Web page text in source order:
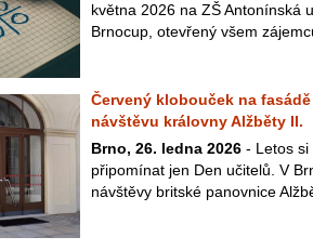
května 2026 na ZŠ Antonínská
Brnocup, otevřený všem
Červený klobouček na
návštěvu královny Alžběty II.
Brno, 26. ledna 2026 - Letos si
připomínat jen Den učitelů. V
návštěvy britské panovnice